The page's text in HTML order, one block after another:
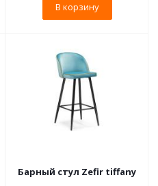
В корзину
Барный стул Zefir tiffany